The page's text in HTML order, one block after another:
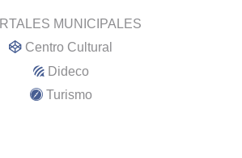
MUNICIPALES
Centro Cultural
Dideco
Turismo